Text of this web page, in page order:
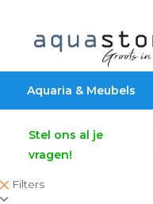
Aquaria & Meubels
Stel ons al je
vragen!
Filters